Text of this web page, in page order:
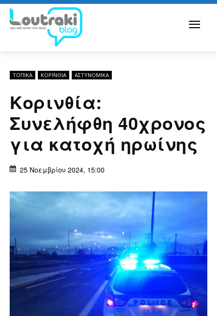
ΤΟΠΙΚΑ ΚΟΡΙΝΘΊΑ ΑΣΤΥΝΟΜΙΚΆ
Κορινθία:
Συνελήφθη 40χρονος
για κατοχή ηρωίνης
25 Νοεμβρίου 2024, 15:00